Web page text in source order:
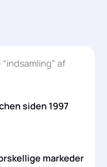
af
siden 1997
markeder